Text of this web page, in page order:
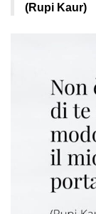
(Rupi Kaur)